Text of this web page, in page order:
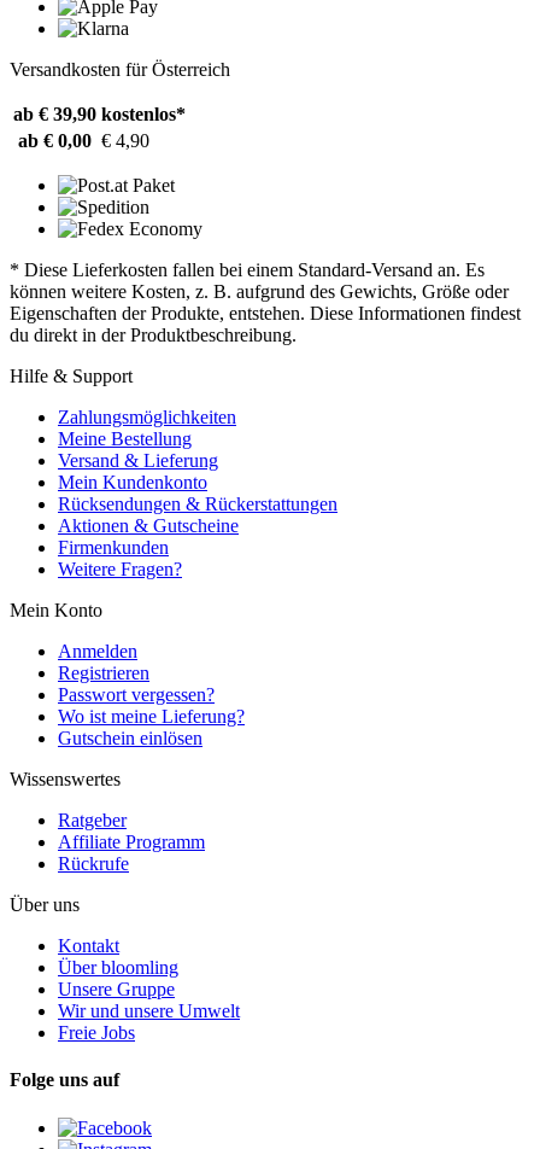
Versandkosten für Österreich
ab € 39,90 kostenlos*
ab € 0,00 € 4,90
* Diese Lieferkosten fallen bei einem Standard-Versand an. Es
können weitere Kosten, z. B. aufgrund des Gewichts, Größe oder
Eigenschaften der Produkte, entstehen. Diese Informationen findest
du direkt in der Produktbeschreibung.
Hilfe & Support
Zahlungsmöglichkeiten
Meine Bestellung
Versand & Lieferung
Mein Kundenkonto
Rücksendungen & Rückerstattungen
Aktionen & Gutscheine
Firmenkunden
Weitere Fragen?
Mein Konto
Anmelden
Registrieren
Passwort vergessen?
Wo ist meine Lieferung?
Gutschein einlösen
Wissenswertes
Ratgeber
Affiliate Programm
Rückrufe
Über uns
Kontakt
Über bloomling
Unsere Gruppe
Wir und unsere Umwelt
Freie Jobs
Folge uns auf